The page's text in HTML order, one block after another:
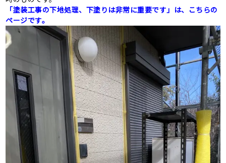
「塗装工事の下地処理、下塗りは非常に重要です」は、こちらの
ページです。